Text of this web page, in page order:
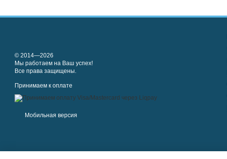
© 2014—2026
Мы работаем на Ваш успех!
Все права защищены.
Принимаем к оплате
Мобильная версия